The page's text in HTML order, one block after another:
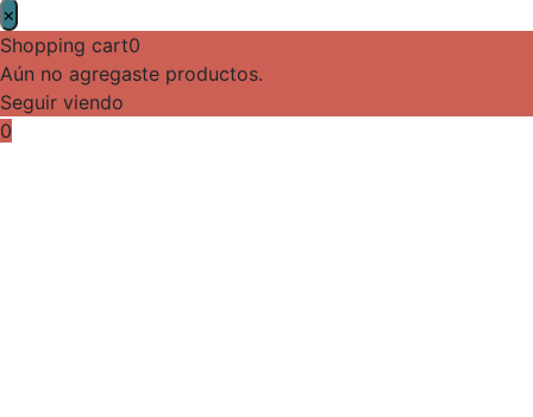
×
Shopping cart0
Aún no agregaste productos.
Seguir viendo
0